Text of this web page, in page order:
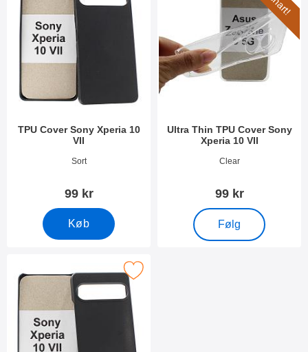
TPU Cover Sony Xperia 10
VII
Varenr 54284Sort
99 kr
Køb
Ultra Thin TPU Cover Sony
Xperia 10 VII
Varenr 54285Clear
99 kr
Følg
, Ultra Thin TPU
Marker hardcase Cover Sony Xperia 10 VII som favorit